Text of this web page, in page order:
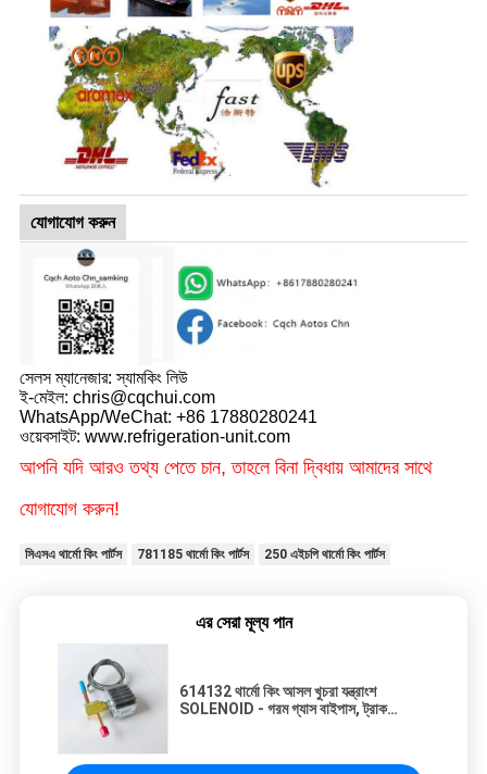
যোগাযোগ করুন
সেলস ম্যানেজার: স্যামকিং লিউ
ই-মেইল: chris@cqchui.com
WhatsApp/WeChat: +86 17880280241
ওয়েবসাইট: www.refrigeration-unit.com
আপনি যদি আরও তথ্য পেতে চান, তাহলে বিনা দ্বিধায় আমাদের সাথে
যোগাযোগ করুন!
সিএসএ থার্মো কিং পার্টস 781185 থার্মো কিং পার্টস 250 এইচপি থার্মো কিং পার্টস
এর সেরা মূল্য পান
614132 থার্মো কিং আসল খুচরা যন্ত্রাংশ
SOLENOID - গরম গ্যাস বাইপাস, ট্রাক